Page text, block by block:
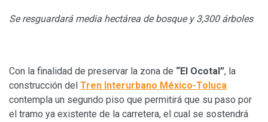
Se resguardará media hectárea de bosque y 3,300 árboles
Con la finalidad de preservar la zona de “El Ocotal”, la
construcción del Tren Interurbano México-Toluca
contempla un segundo piso que permitirá que su paso por
el tramo ya existente de la carretera, el cual se sostendrá